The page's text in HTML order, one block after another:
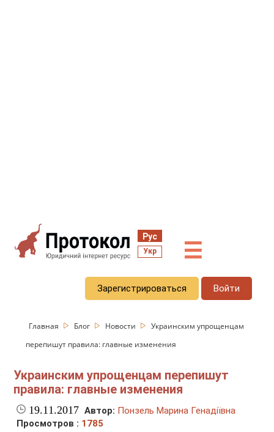
Рус
Укр ☰
Зарегистрироваться Войти
Главная Блог Новости
Украинским упрощенцам
перепишут правила: главные изменения
Украинским упрощенцам перепишут
правила: главные изменения
19.11.2017 Автор: Понзель Марина Генадіївна
Просмотров : 1785